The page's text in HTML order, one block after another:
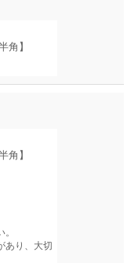
角】
角】
あり、大切